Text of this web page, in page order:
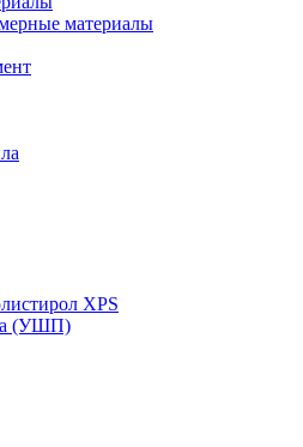
материалы
XPS
(УШП)